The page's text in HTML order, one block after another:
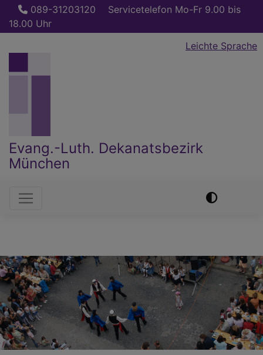
Direkt
zum
Inhalt
089-31203120
Servicetelefon Mo-Fr 9.00 bis
18.00 Uhr
Leichte Sprache
Evang.-Luth. Dekanatsbezirk
München
Hauptnavigation